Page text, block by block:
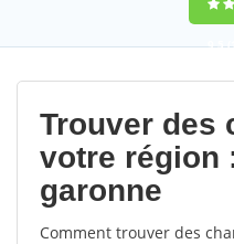
9,5
Trouver des
votre région
garonne
Comment trouver des